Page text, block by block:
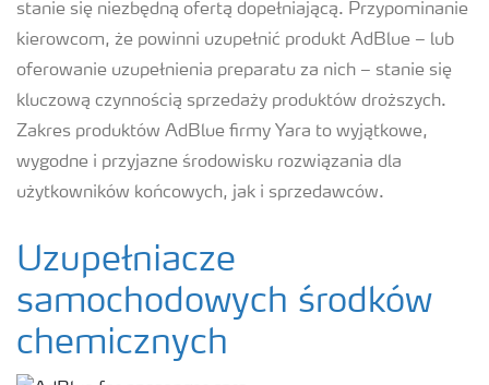
stanie się niezbędną ofertą dopełniającą. Przypominanie
kierowcom, że powinni uzupełnić produkt AdBlue – lub
oferowanie uzupełnienia preparatu za nich – stanie się
kluczową czynnością sprzedaży produktów droższych.
Zakres produktów AdBlue firmy Yara to wyjątkowe,
wygodne i przyjazne środowisku rozwiązania dla
użytkowników końcowych, jak i sprzedawców.
Uzupełniacze
samochodowych środków
chemicznych